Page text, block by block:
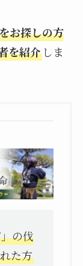
お探しの方
を紹介しま
の伐
た方